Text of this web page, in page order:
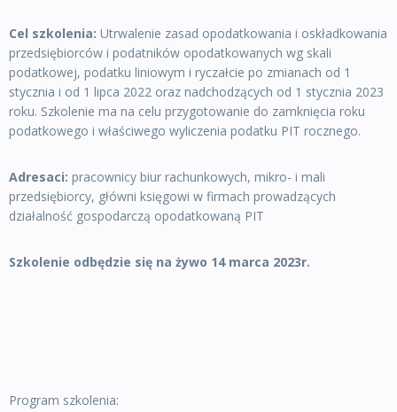
Cel szkolenia: Utrwalenie zasad opodatkowania i oskładkowania
przedsiębiorców i podatników opodatkowanych wg skali
podatkowej, podatku liniowym i ryczałcie po zmianach od 1
stycznia i od 1 lipca 2022 oraz nadchodzących od 1 stycznia 2023
roku. Szkolenie ma na celu przygotowanie do zamknięcia roku
podatkowego i właściwego wyliczenia podatku PIT rocznego.
Adresaci: pracownicy biur rachunkowych, mikro- i mali
przedsiębiorcy, główni księgowi w firmach prowadzących
działalność gospodarczą opodatkowaną PIT
Szkolenie odbędzie się na żywo 14 marca 2023r.
Program szkolenia: